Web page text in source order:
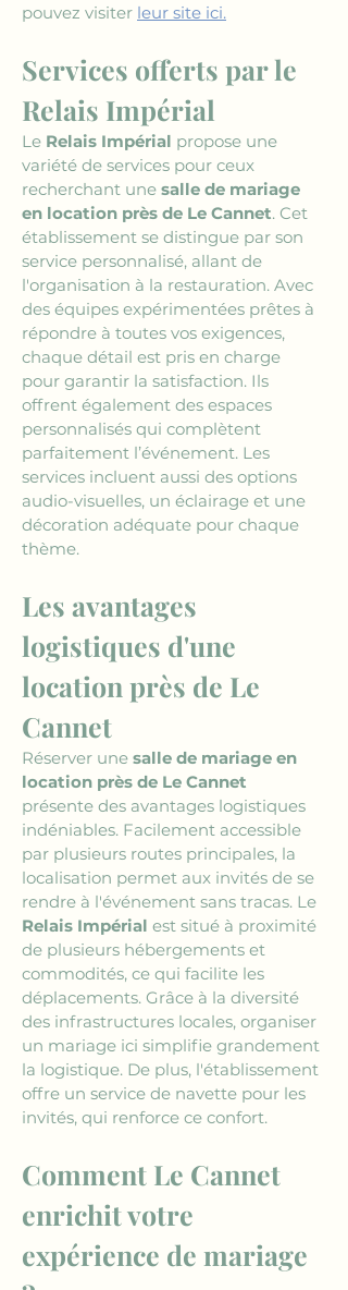
pouvez visiter leur site ici.
Services offerts par le
Relais Impérial
Le Relais Impérial propose une
variété de services pour ceux
recherchant une salle de mariage
en location près de Le Cannet. Cet
établissement se distingue par son
service personnalisé, allant de
l'organisation à la restauration. Avec
des équipes expérimentées prêtes à
répondre à toutes vos exigences,
chaque détail est pris en charge
pour garantir la satisfaction. Ils
offrent également des espaces
personnalisés qui complètent
parfaitement l’événement. Les
services incluent aussi des options
audio-visuelles, un éclairage et une
décoration adéquate pour chaque
thème.
Les avantages
logistiques d'une
location près de Le
Cannet
Réserver une salle de mariage en
location près de Le Cannet
présente des avantages logistiques
indéniables. Facilement accessible
par plusieurs routes principales, la
localisation permet aux invités de se
rendre à l'événement sans tracas. Le
Relais Impérial est situé à proximité
de plusieurs hébergements et
commodités, ce qui facilite les
déplacements. Grâce à la diversité
des infrastructures locales, organiser
un mariage ici simplifie grandement
la logistique. De plus, l'établissement
offre un service de navette pour les
invités, qui renforce ce confort.
Comment Le Cannet
enrichit votre
expérience de mariage